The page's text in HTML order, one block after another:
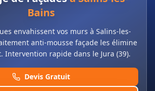
Bains
envahissent vos murs à Salins-les-
anti-mousse façade les élimine
Intervention rapide dans le Jura (39).
Devis Gratuit